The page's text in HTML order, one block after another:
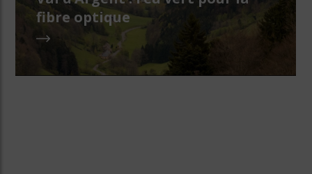
fibre optique